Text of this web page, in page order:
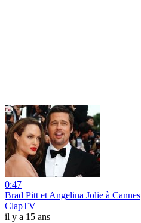
0:47
Brad Pitt et Angelina Jolie à Cannes
ClapTV
il y a 15 ans